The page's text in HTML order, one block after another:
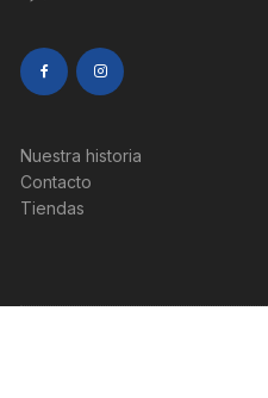
Nuestra historia
Contacto
Tiendas